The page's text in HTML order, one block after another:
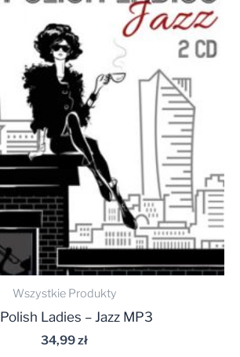
Wszystkie Produkty
Odtwarzacz
plików
Polish Ladies – Jazz MP3
34,99zł